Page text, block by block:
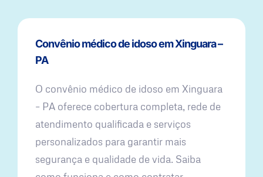
Convênio médico de idoso em Xinguara –
PA
O convênio médico de idoso em Xinguara
– PA oferece cobertura completa, rede de
atendimento qualificada e serviços
personalizados para garantir mais
segurança e qualidade de vida. Saiba